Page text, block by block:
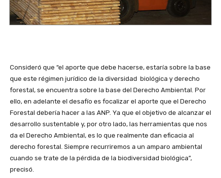
Consideró que “el aporte que debe hacerse, estaría sobre la base
que este régimen jurídico de la diversidad biológica y derecho
forestal, se encuentra sobre la base del Derecho Ambiental. Por
ello, en adelante el desafío es focalizar el aporte que el Derecho
Forestal debería hacer a las ANP. Ya que el objetivo de alcanzar el
desarrollo sustentable y, por otro lado, las herramientas que nos
da el Derecho Ambiental, es lo que realmente dan eficacia al
derecho forestal. Siempre recurriremos a un amparo ambiental
cuando se trate de la pérdida de la biodiversidad biológica”,
precisó.